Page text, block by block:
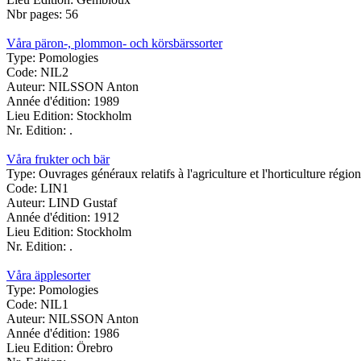
Nbr pages: 56
Våra päron-, plommon- och körsbärssorter
Type: Pomologies
Code: NIL2
Auteur: NILSSON Anton
Année d'édition: 1989
Lieu Edition: Stockholm
Nr. Edition: .
Våra frukter och bär
Type: Ouvrages généraux relatifs à l'agriculture et l'horticulture
Code: LIN1
Auteur: LIND Gustaf
Année d'édition: 1912
Lieu Edition: Stockholm
Nr. Edition: .
Våra äpplesorter
Type: Pomologies
Code: NIL1
Auteur: NILSSON Anton
Année d'édition: 1986
Lieu Edition: Örebro